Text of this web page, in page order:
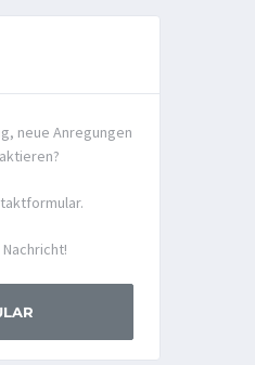
neue Anregungen